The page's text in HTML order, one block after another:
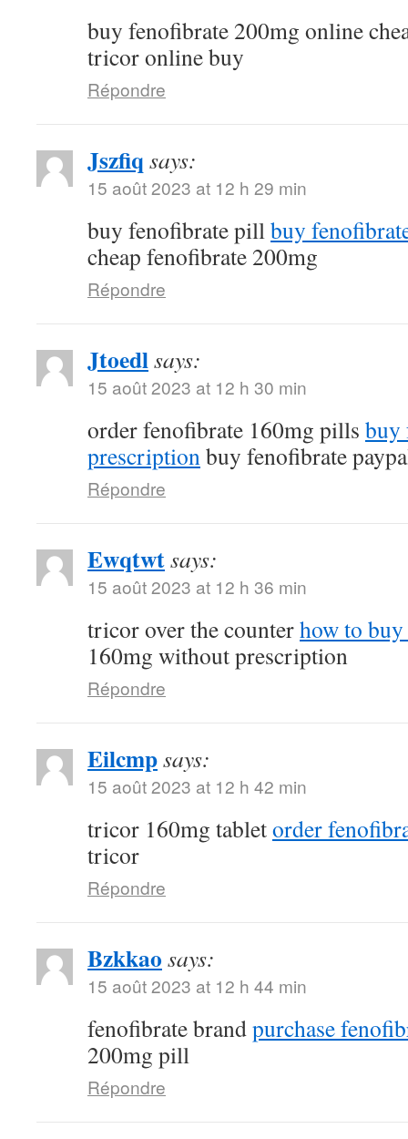
buy fenofibrate 200mg online
tricor online buy
Répondre
Jszfiq says:
15 août 2023 at 12 h 29 min
buy fenofibrate pillbuy
cheap fenofibrate 200mg
Répondre
Jtoedlsays:
15 août 2023 at 12 h 30 min
order fenofibrate 160mg pills buy
prescriptionbuy fenofibrate
Répondre
Ewqtwtsays:
15 août 2023 at 12 h 36 min
tricor over the counterhow to
160mg without prescription
Répondre
Eilcmpsays:
15 août 2023 at 12 h 42 min
tricor 160mg tabletorder
tricor
Répondre
Bzkkao says:
15 août 2023 at 12 h 44 min
fenofibrate brandpurchase
200mg pill
Répondre